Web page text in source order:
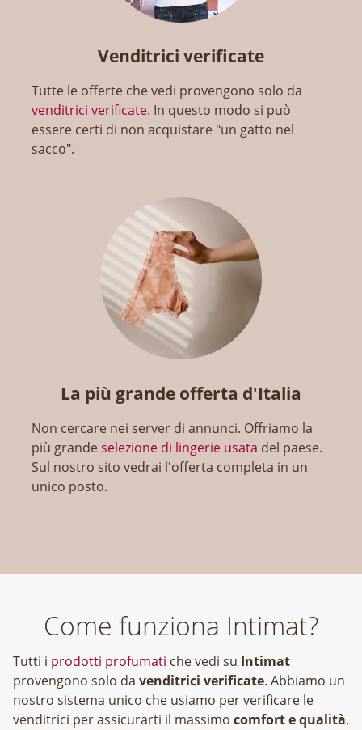
Venditrici verificate
Tutte le offerte che vedi provengono solo da
venditrici verificate. In questo modo si può
essere certi di non acquistare "un gatto nel
sacco".
La più grande offerta d'Italia
Non cercare nei server di annunci. Offriamo la
più grandeselezione di lingerie usata del paese.
Sul nostro sito vedrai l'offerta completa in un
unico posto.
Come funziona Intimat?
Tutti i prodotti profumati che vedi su Intimat
provengono solo da venditrici verificate. Abbiamo un
nostro sistema unico che usiamo per verificare le
venditrici per assicurarti il massimo comfort e qualità.